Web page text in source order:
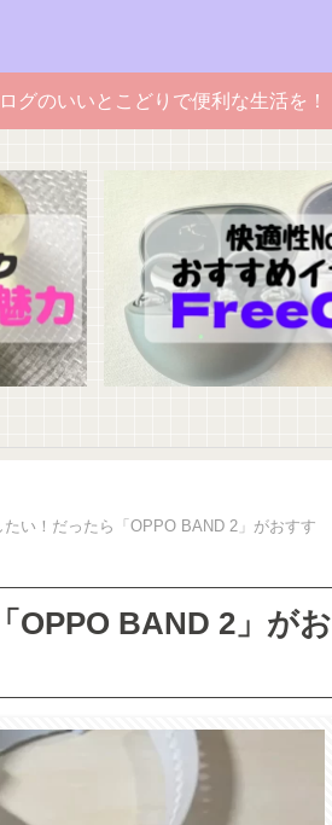
グのいいとこどりで便利な生活を！
い！だったら「OPPO BAND 2」がおすす
OPPO BAND 2」がお